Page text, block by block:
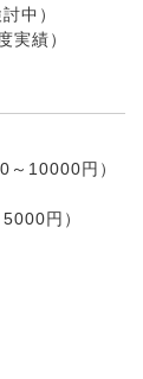
中）
績）
～10000円）
円）